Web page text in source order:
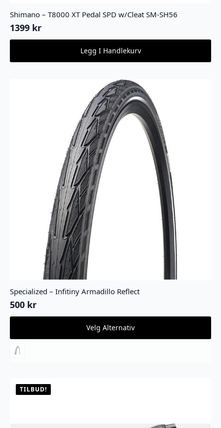
Shimano – T8000 XT Pedal SPD w/Cleat SM-SH56
1399 kr
Legg I Handlekurv
Specialized – Infitiny Armadillo Reflect
500 kr
Velg Alternativ
Dette
har
flere
velges
på
TILBUD!